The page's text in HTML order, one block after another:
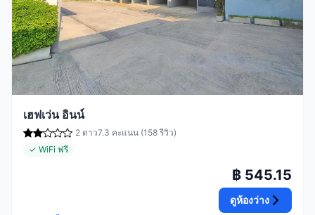
เฮฟเว่น อินน์
2 ดาว7.3 คะแนน (158 รีวิว)
✓ WiFi ฟรี
฿ 545.15
ดูห้องว่าง